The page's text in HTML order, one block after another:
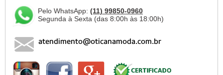
Pelo WhatsApp: (11) 99850-0960
Segunda à Sexta (das 8:00h às 18:00h)